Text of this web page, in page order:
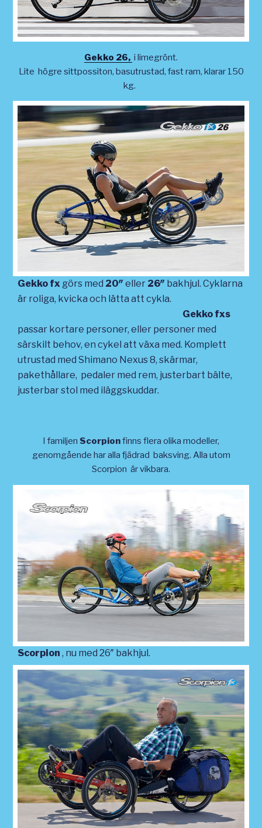
Gekko 26, i limegrönt.
Lite högre sittpossiton, basutrustad, fast ram, klarar 150
kg.
Gekko fx görs med 20″eller 26″ bakhjul. Cyklarna
är roliga, kvicka och lätta att cykla.
Gekko fxs
passar kortare personer, eller personer med
särskilt behov, en cykel att växa med. Komplett
utrustad med Shimano Nexus 8, skärmar,
pakethållare, pedaler med rem, justerbart bälte,
justerbar stol med iläggskuddar.
I familjen Scorpionfinns flera olika modeller,
genomgående har alla fjädrad baksving. Alla utom
Scorpion är vikbara.
Scorpion , nu med 26″ bakhjul.